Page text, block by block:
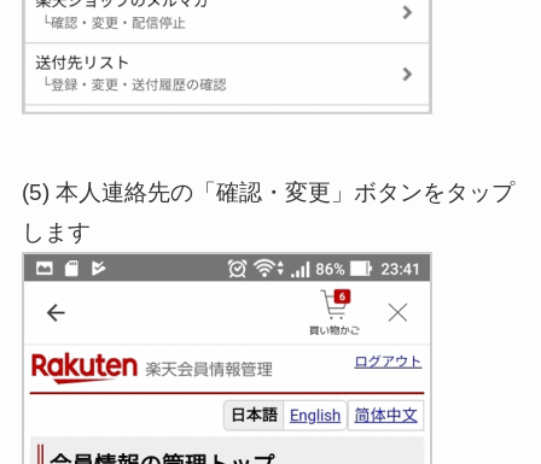
(5) 本人連絡先の「確認・変更」ボタンをタップ
します